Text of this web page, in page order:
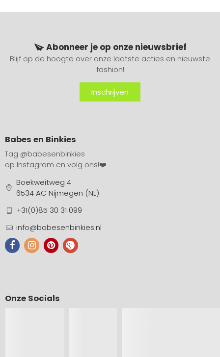
Abonneer je op onze nieuwsbrief
Blijf op de hoogte over onze laatste acties en nieuwste
fashion!
Inschrijven
Babes en Binkies
Tag @babesenbinkies
op Instagram en volg ons!❤️
Boekweitweg 4
6534 AC Nijmegen (NL)
+31(0)85 30 31 099
info@babesenbinkies.nl
Onze Socials